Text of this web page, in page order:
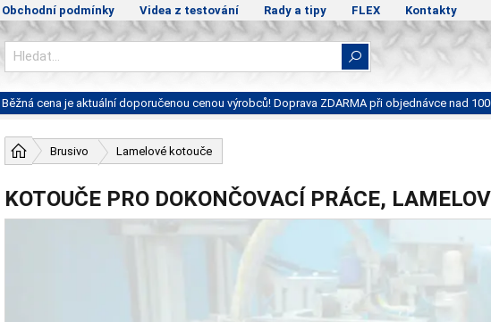
Obchodní podmínky Videa z testování Rady a tipy FLEX Kontakty
Běžná cena je aktuální doporučenou cenou výrobců! Doprava ZDARMA při objednávce nad
Brusivo Lamelové kotouče
KOTOUČE PRO DOKONČOVACÍ PRÁCE,